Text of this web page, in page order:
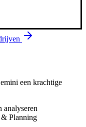
een krachtige
analyseren
Planning